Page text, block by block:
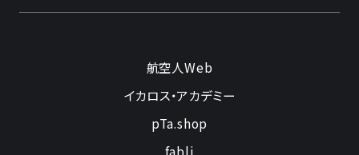
航空人Web
イカロス・アカデミー
pTa.shop
fabli